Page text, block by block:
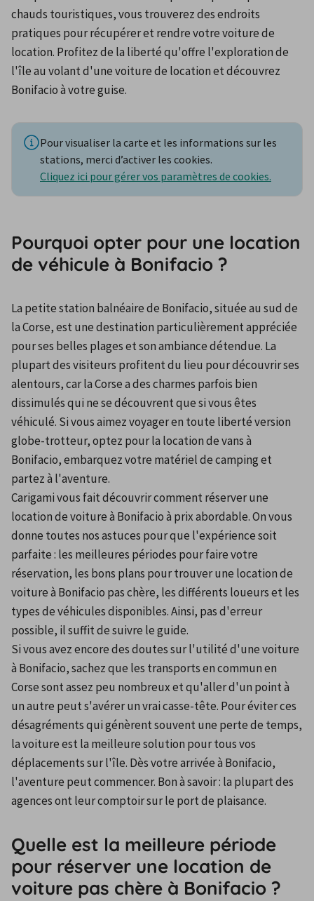
chauds touristiques, vous trouverez des endroits
pratiques pour récupérer et rendre votre voiture de
location. Profitez de la liberté qu'offre l'exploration de
l'île au volant d'une voiture de location et découvrez
Bonifacio à votre guise.
Pour visualiser la carte et les informations sur les
stations, merci d’activer les cookies.
Cliquez ici pour gérer vos paramètres de cookies.
Pourquoi opter pour une location
de véhicule à Bonifacio ?
La petite station balnéaire de Bonifacio, située au sud de
la Corse, est une destination particulièrement appréciée
pour ses belles plages et son ambiance détendue. La
plupart des visiteurs profitent du lieu pour découvrir ses
alentours, car la Corse a des charmes parfois bien
dissimulés qui ne se découvrent que si vous êtes
véhiculé. Si vous aimez voyager en toute liberté version
globe-trotteur, optez pour la location de vans à
Bonifacio, embarquez votre matériel de camping et
partez à l'aventure.
Carigami vous fait découvrir comment réserver une
location de voiture à Bonifacio à prix abordable. On vous
donne toutes nos astuces pour que l'expérience soit
parfaite : les meilleures périodes pour faire votre
réservation, les bons plans pour trouver une location de
voiture à Bonifacio pas chère, les différents loueurs et les
types de véhicules disponibles. Ainsi, pas d'erreur
possible, il suffit de suivre le guide.
Si vous avez encore des doutes sur l'utilité d'une voiture
à Bonifacio, sachez que les transports en commun en
Corse sont assez peu nombreux et qu'aller d'un point à
un autre peut s'avérer un vrai casse-tête. Pour éviter ces
désagréments qui génèrent souvent une perte de temps,
la voiture est la meilleure solution pour tous vos
déplacements sur l'île. Dès votre arrivée à Bonifacio,
l'aventure peut commencer. Bon à savoir : la plupart des
agences ont leur comptoir sur le port de plaisance.
Quelle est la meilleure période
pour réserver une location de
voiture pas chère à Bonifacio ?